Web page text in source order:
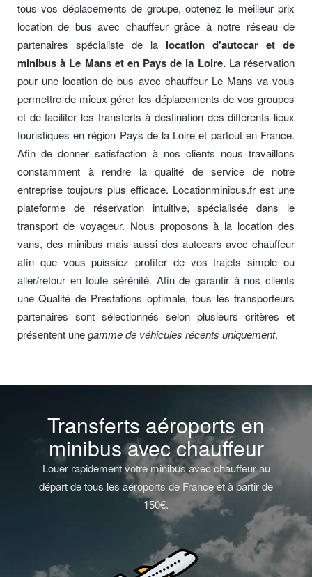
tous vos déplacements de groupe, obtenez le meilleur prix
location de bus avec chauffeur grâce à notre réseau de
partenaires spécialiste de la location d'autocar et de
minibus à Le Mans et en Pays de la Loire.La réservation
pour une location de bus avec chauffeur Le Mans va vous
permettre de mieux gérer les déplacements de vos groupes
et de faciliter les transferts à destination des différents lieux
touristiques en région Pays de la Loire et partout en France.
Afin de donner satisfaction à nos clients nous travaillons
constamment à rendre la qualité de service de notre
entreprise toujours plus efficace. Locationminibus.fr est une
plateforme de réservation intuitive, spécialisée dans le
transport de voyageur. Nous proposons à la location des
vans, des minibus mais aussi des autocars avec chauffeur
afin que vous puissiez profiter de vos trajets simple ou
aller/retour en toute sérénité. Afin de garantir à nos clients
une Qualité de Prestations optimale, tous les transporteurs
partenaires sont sélectionnés selon plusieurs critères et
présentent unegamme de véhicules récents uniquement.
Transferts aéroports en
minibus avec chauffeur
Louer rapidement votre minibus avec chauffeur au
départ de tous les aéroports de France et à partir de
150€.